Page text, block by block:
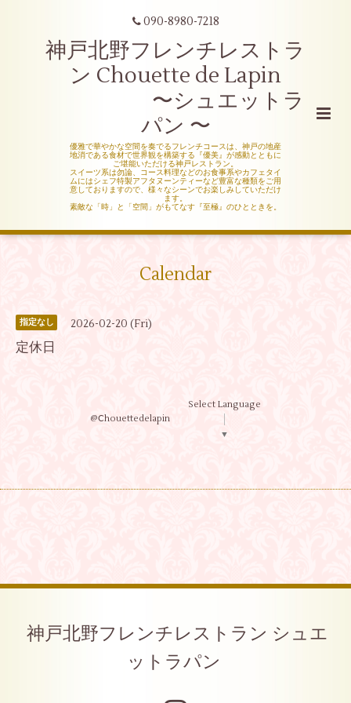
090-8980-7218
神戸北野フレンチレストラ
ン Chouette de Lapin
〜シュエットラ
パン 〜
優雅で華やかな空間を奏でるフレンチコースは、神戸の地産
地消である食材で世界観を構築する『優美』が感動とともに
ご堪能いただける神戸レストラン。
スイーツ系は勿論、コース料理などのお食事系やカフェタイ
ムにはシェフ特製アフタヌーンティーなど豊富な種類をご用
意しておりますので、様々なシーンでお楽しみしていただけ
ます。
素敵な「時」と「空間」がもてなす『至極』のひとときを。
Calendar
指定なし 2026-02-20 (Fri)
定休日
@Ⅽhouettedelapin
Select Language
▼
神戸北野フレンチレストラン シュエ
ットラパン